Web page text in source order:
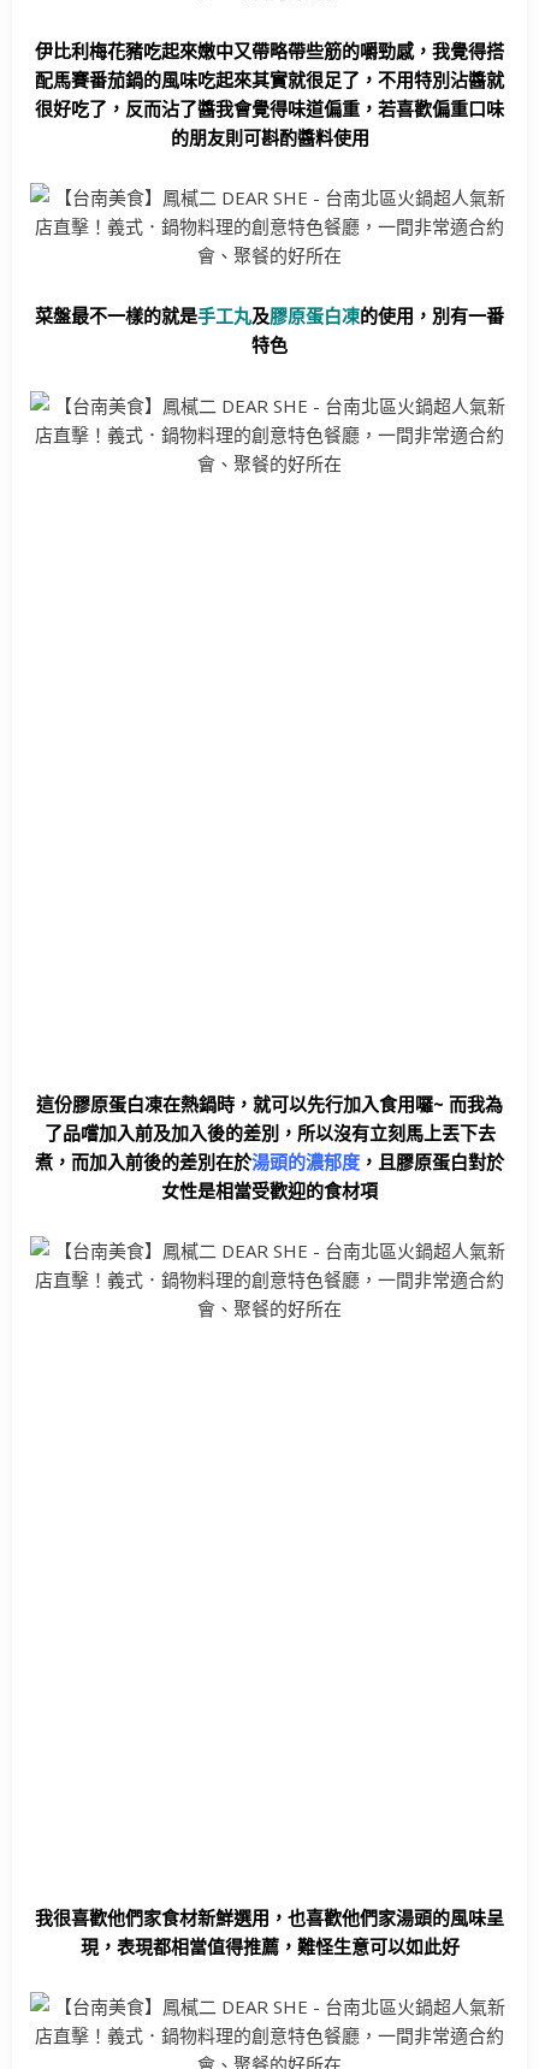
伊比利梅花豬吃起來嫩中又帶略帶些筋的嚼勁感，我覺得搭
配馬賽番茄鍋的風味吃起來其實就很足了，不用特別沾醬就
很好吃了，反而沾了醬我會覺得味道偏重，若喜歡偏重口味
的朋友則可斟酌醬料使用
菜盤最不一樣的就是手工丸及膠原蛋白凍的使用，別有一番
特色
這份膠原蛋白凍在熱鍋時，就可以先行加入食用囉~ 而我為
了品嚐加入前及加入後的差別，所以沒有立刻馬上丟下去
煮，而加入前後的差別在於湯頭的濃郁度 ，且膠原蛋白對於
女性是相當受歡迎的食材項
我很喜歡他們家食材新鮮選用，也喜歡他們家湯頭的風味呈
現，表現都相當值得推薦，難怪生意可以如此好